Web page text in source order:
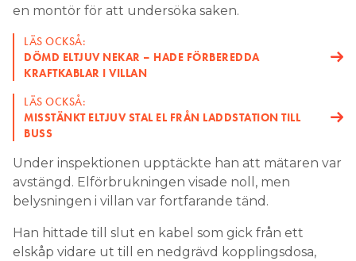
en montör för att undersöka saken.
LÄS OCKSÅ:
DÖMD ELTJUV NEKAR – HADE FÖRBEREDDA
KRAFTKABLAR I VILLAN
LÄS OCKSÅ:
MISSTÄNKT ELTJUV STAL EL FRÅN LADDSTATION TILL
BUSS
Under inspektionen upptäckte han att mätaren var
avstängd. Elförbrukningen visade noll, men
belysningen i villan var fortfarande tänd.
Han hittade till slut en kabel som gick från ett
elskåp vidare ut till en nedgrävd kopplingsdosa,